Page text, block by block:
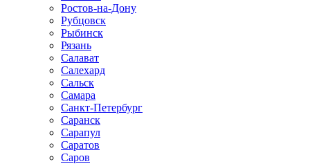
Ростов-на-Дону
Рубцовск
Рыбинск
Рязань
Салават
Салехард
Сальск
Самара
Санкт-Петербург
Саранск
Сарапул
Саратов
Саров